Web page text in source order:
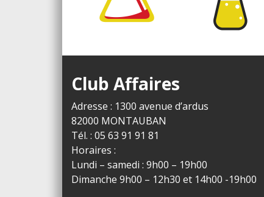
Club Affaires
Adresse : 1300 avenue d’ardus
82000 MONTAUBAN
Tél. : 05 63 91 91 81
Horaires :
Lundi – samedi : 9h00 – 19h00
Dimanche 9h00 – 12h30 et 14h00 -19h00